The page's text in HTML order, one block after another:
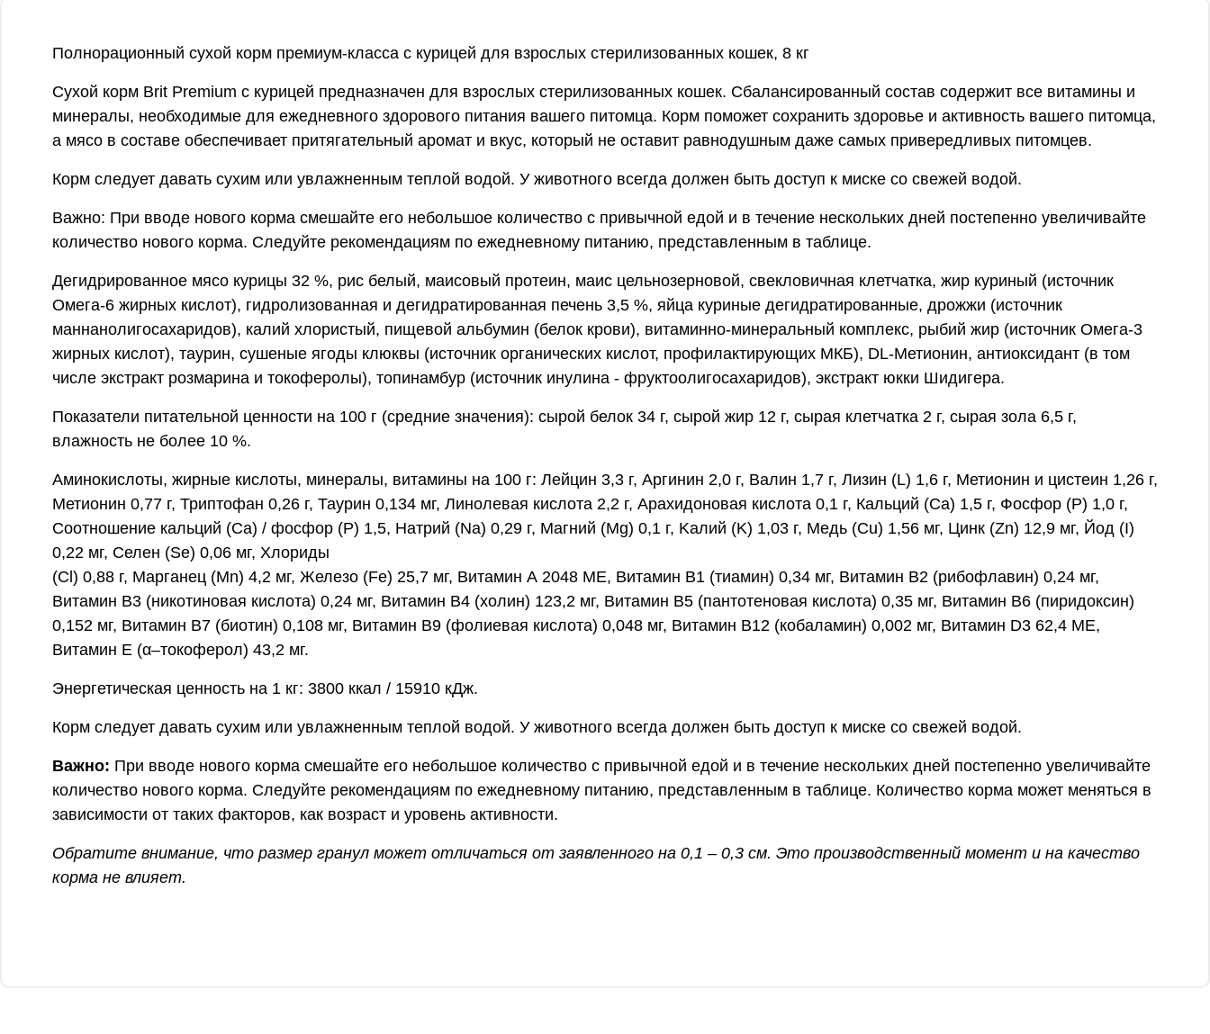
Полнорационный сухой корм премиум-класса с курицей для взрослых стерилизованных кошек, 8 кг
Сухой корм Brit Premium с курицей предназначен для взрослых стерилизованных кошек. Сбалансированный состав содержит все витамины и
минералы, необходимые для ежедневного здорового питания вашего питомца. Корм поможет сохранить здоровье и активность вашего питомца,
а мясо в составе обеспечивает притягательный аромат и вкус, который не оставит равнодушным даже самых привередливых питомцев.
Корм следует давать сухим или увлажненным теплой водой. У животного всегда должен быть доступ к миске со свежей водой.
Важно: При вводе нового корма смешайте его небольшое количество с привычной едой и в течение нескольких дней постепенно увеличивайте
количество нового корма. Следуйте рекомендациям по ежедневному питанию, представленным в таблице.
Дегидрированное мясо курицы 32 %, рис белый, маисовый протеин, маис цельнозерновой, свекловичная клетчатка, жир куриный (источник
Омега-6 жирных кислот), гидролизованная и дегидратированная печень 3,5 %, яйца куриные дегидратированные, дрожжи (источник
маннанолигосахаридов), калий хлористый, пищевой альбумин (белок крови), витаминно-минеральный комплекс, рыбий жир (источник Омега-3
жирных кислот), таурин, сушеные ягоды клюквы (источник органических кислот, профилактирующих МКБ), DL-Метионин, антиоксидант (в том
числе экстракт розмарина и токоферолы), топинамбур (источник инулина - фруктоолигосахаридов), экстракт юкки Шидигера.
Показатели питательной ценности на 100 г (средние значения): сырой белок 34 г, сырой жир 12 г, сырая клетчатка 2 г, сырая зола 6,5 г,
влажность не более 10 %.
Аминокислоты, жирные кислоты, минералы, витамины на 100 г: Лейцин 3,3 г, Аргинин 2,0 г, Валин 1,7 г, Лизин (L) 1,6 г, Метионин и цистеин 1,26 г,
Метионин 0,77 г, Триптофан 0,26 г, Таурин 0,134 мг, Линолевая кислота 2,2 г, Арахидоновая кислота 0,1 г, Кальций (Ca) 1,5 г, Фосфор (P) 1,0 г,
Соотношение кальций (Ca) / фосфор (P) 1,5, Натрий (Na) 0,29 г, Mагний (Mg) 0,1 г, Kалий (K) 1,03 г, Медь (Cu) 1,56 мг, Цинк (Zn) 12,9 мг, Йод (I)
0,22 мг, Селен (Se) 0,06 мг, Хлориды
(Cl) 0,88 г, Марганец (Mn) 4,2 мг, Железо (Fe) 25,7 мг, Витамин А 2048 МЕ, Витамин В1 (тиамин) 0,34 мг, Витамин В2 (рибофлавин) 0,24 мг,
Витамин В3 (никотиновая кислота) 0,24 мг, Витамин В4 (холин) 123,2 мг, Витамин В5 (пантотеновая кислота) 0,35 мг, Витамин В6 (пиридоксин)
0,152 мг, Витамин В7 (биотин) 0,108 мг, Витамин В9 (фолиевая кислота) 0,048 мг, Витамин В12 (кобаламин) 0,002 мг, Витамин D3 62,4 МЕ,
Витамин Е (α–токоферол) 43,2 мг.
Энергетическая ценность на 1 кг: 3800 ккал / 15910 кДж.
Корм следует давать сухим или увлажненным теплой водой. У животного всегда должен быть доступ к миске со свежей водой.
Важно: При вводе нового корма смешайте его небольшое количество с привычной едой и в течение нескольких дней постепенно увеличивайте
количество нового корма. Следуйте рекомендациям по ежедневному питанию, представленным в таблице. Количество корма может меняться в
зависимости от таких факторов, как возраст и уровень активности.
Обратите внимание, что размер гранул может отличаться от заявленного на 0,1 – 0,3 см. Это производственный момент и на качество
корма не влияет.